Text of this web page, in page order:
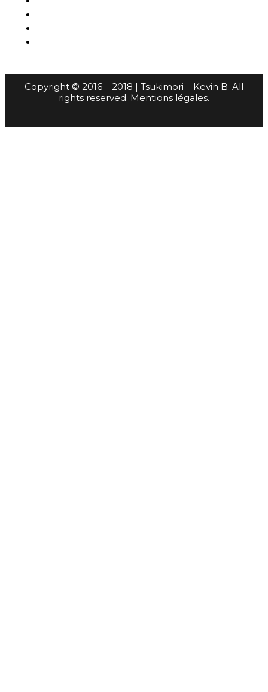
Copyright © 2016 – 2018 | Tsukimori – Kevin B. All
rights reserved. Mentions légales.